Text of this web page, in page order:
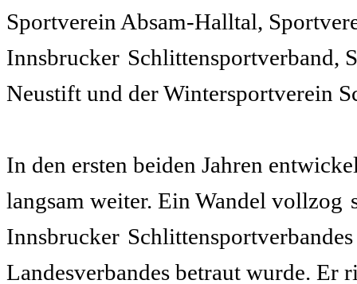
Sportverein Absam-Halltal,
Innsbrucker Schlittensportverband,
Neustift und der Wintersportverein
In den ersten beiden Jahren
langsam weiter. Ein Wandel vollzog
Innsbrucker
Landesverbandes betraut wurde. Er